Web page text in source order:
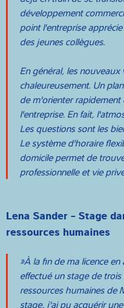
développement
point l'entreprise
des jeunes collègues.
En général, les
chaleureusement. Un
de m'orienter
l'entreprise. En fait,
Les questions sont les
Le système d'horaire
domicile permet de
professionnelle et vie
Lena Sander - Stage
ressources humaines
À la fin de ma licence
effectué un stage de
ressources humaines de
stage, j'ai pu acquérir